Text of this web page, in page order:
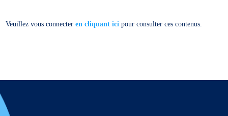
Veuillez vous connecteren cliquant ici pour consulter ces contenus.